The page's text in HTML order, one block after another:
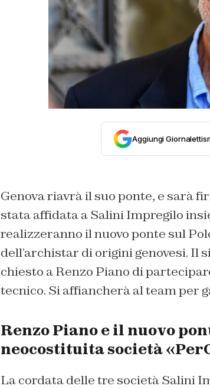
Aggiungi
Genova riavrà il suo ponte, e sarà
stata affidata a Salini Impregilo
realizzeranno il nuovo ponte sul
dell’archistar di origini genovesi. Il
chiesto a Renzo Piano di
tecnico. Si affiancherà al team per
Renzo Piano e il nuovo
neocostituita società
La cordata delle tre società Salini